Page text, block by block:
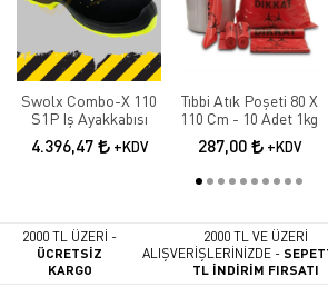
Swolx Combo-X 110
S1P Iş Ayakkabısı
4.396,47 +KDV
Tıbbi Atık Poşeti 80 X
110 Cm - 10 Adet 1kg
287,00 +KDV
2000 TL ÜZERİ -
ÜCRETSİZ
KARGO
2000 TL VE ÜZERİ
ALIŞVERİŞLERİNİZDE -
TL İNDİRİM FIRSATI